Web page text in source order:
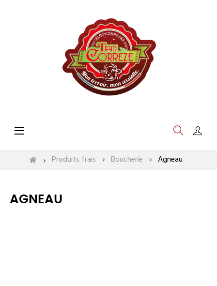
Basculer
la
☰
Produits frais Boucherie Agneau
AGNEAU